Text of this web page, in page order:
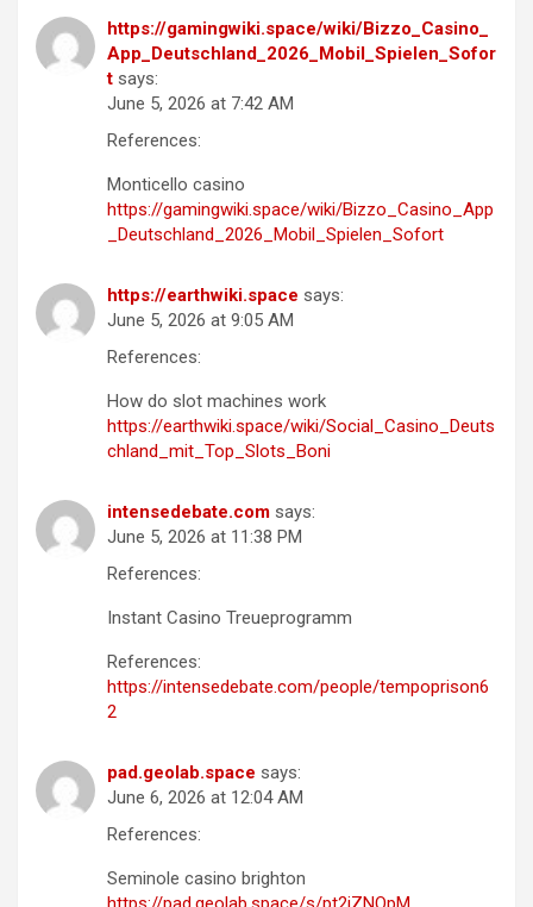
https://gamingwiki.space/wiki/Bizzo_Casino_
App_Deutschland_2026_Mobil_Spielen_Sofor
t says:
June 5, 2026 at 7:42 AM
References:
Monticello casino
https://gamingwiki.space/wiki/Bizzo_Casino_App
_Deutschland_2026_Mobil_Spielen_Sofort
https://earthwiki.space says:
June 5, 2026 at 9:05 AM
References:
How do slot machines work
https://earthwiki.space/wiki/Social_Casino_Deuts
chland_mit_Top_Slots_Boni
intensedebate.com says:
June 5, 2026 at 11:38 PM
References:
Instant Casino Treueprogramm
References:
https://intensedebate.com/people/tempoprison6
2
pad.geolab.space says:
June 6, 2026 at 12:04 AM
References:
Seminole casino brighton